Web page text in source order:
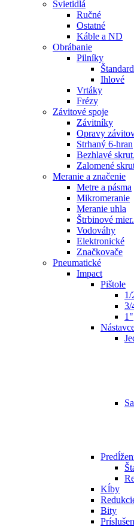
Svietidlá
Ručné
Ostatné
Káble a ND
Obrábanie
Pilníky
Štandard
Ihlové
Vrtáky
Frézy
Závitové spoje
Závitníky
Opravy
Strhaný 6-hran
Bezhlavé skrut.
Zalomené
Meranie a značenie
Metre a pásma
Mikromeranie
Meranie uhla
Štrbinové mier.
Vodováhy
Elektronické
Značkovače
Pneumatické
Impact
Pištole
1/
3/
1"
Kĺby
Bity